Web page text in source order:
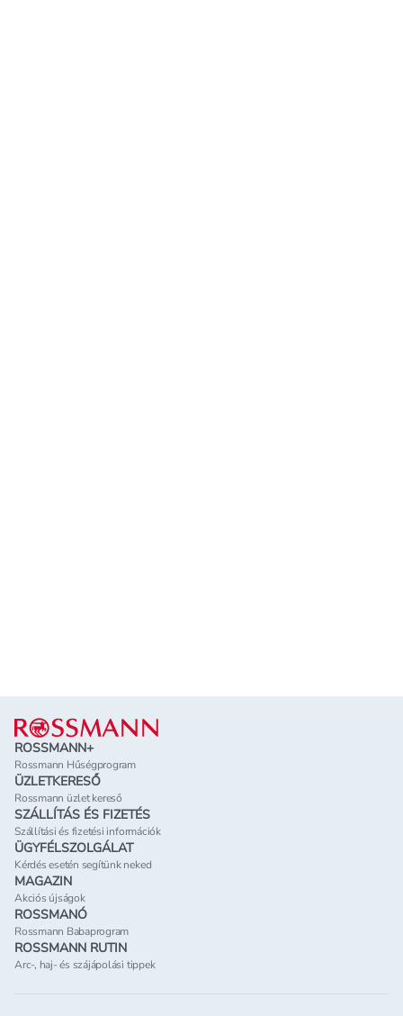
Lábléc
ROSSMANN+
Rossmann Hűségprogram
ÜZLETKERESŐ
Rossmann üzlet kereső
SZÁLLÍTÁS ÉS FIZETÉS
Szállítási és fizetési információk
ÜGYFÉLSZOLGÁLAT
Kérdés esetén segítünk neked
MAGAZIN
Akciós újságok
ROSSMANÓ
Rossmann Babaprogram
ROSSMANN RUTIN
Arc-, haj- és szájápolási tippek